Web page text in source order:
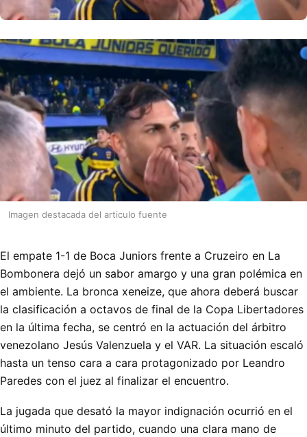
Imagen destacada del articulo fuente
El empate 1-1 de Boca Juniors frente a Cruzeiro en La
Bombonera dejó un sabor amargo y una gran polémica en
el ambiente. La bronca xeneize, que ahora deberá buscar
la clasificación a octavos de final de la Copa Libertadores
en la última fecha, se centró en la actuación del árbitro
venezolano Jesús Valenzuela y el VAR. La situación escaló
hasta un tenso cara a cara protagonizado por Leandro
Paredes con el juez al finalizar el encuentro.
La jugada que desató la mayor indignación ocurrió en el
último minuto del partido, cuando una clara mano de